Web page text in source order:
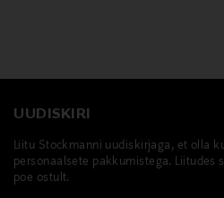
UUDISKIRI
Liitu Stockmanni uudiskirjaga, et olla
personaalsete pakkumistega. Liitudes
poe ostult.